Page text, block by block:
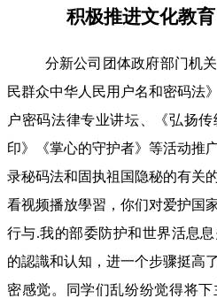
积极推进文化教
分新公司团体政府部门机
民群众中华人民用户名和密码法
户密码法律专业讲坛、《弘扬
印》《掌心的守护者》等活动推
录秘码法和固执祖国隐秘的有关
看视频播放學習，你们对爱护国
行与.我的部委防护和世界活息
的認識和认知，进一个步骤挺高
密感觉。同学们乱纷纷觉得将